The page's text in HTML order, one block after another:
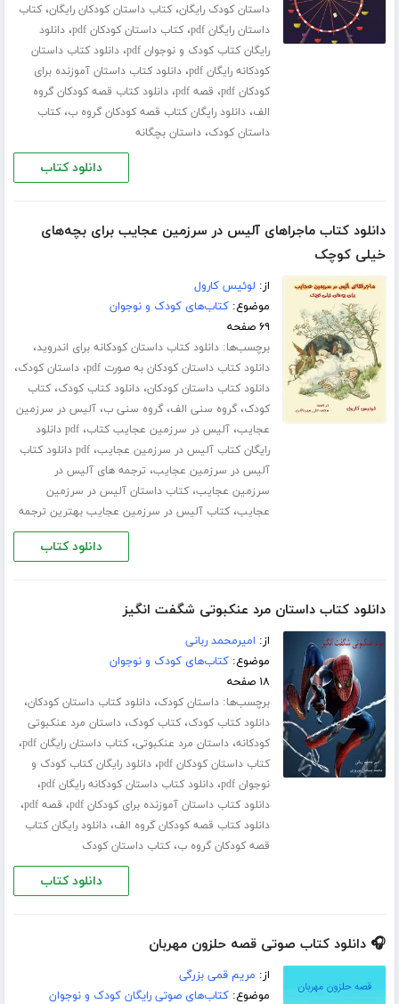
داستان کودک رایگان،کتاب داستان کودکان رایگان،کتاب
داستان رایگان pdf
،کتاب داستان کودکان pdf ،دانلود
رایگان کتاب کودک و نوجوان pdf
،دانلود کتاب داستان
کودکانه رایگان pdf
،دانلود کتاب داستان آموزنده برای
کودکان pdf
، قصه pdf ،دانلود کتاب قصه کودکان گروه
الف،دانلود رایگان کتاب قصه کودکان گروه ب،کتاب
داستان کودک،داستان بچگانه
دانلود کتاب
دانلود کتاب ماجراهای آلیس در سرزمین عجایب برای بچه‌های
خیلی کوچک
از: لوئیس کارول
موضوع:کتاب‌های کودک و نوجوان
۶۹ صفحه
برچسب‌ها:دانلود کتاب داستان کودکانه برای اندروید،
دانلود کتاب داستان کودکان به صورت pdf ،داستان کودک،
دانلود کتاب داستان کودکان،دانلود کتاب کودک،کتاب
کودک،گروه سنی الف،گروه سنی ب،آلیس در سرزمین
عجایب،آلیس در سرزمین عجایب کتاب،
pdf دانلود
رایگان کتاب آلیس در سرزمین عجایب،
pdf دانلود کتاب
آلیس در سرزمین عجایب، ترجمه های آلیس در
سرزمین عجایب،کتاب داستان آلیس در سرزمین
عجایب،کتاب آلیس در سرزمین عجایب بهترین ترجمه
دانلود کتاب
دانلود کتاب داستان مرد عنکبوتی شگفت انگیز
از: امیرمحمد ربانی
موضوع:کتاب‌های کودک و نوجوان
۱۸ صفحه
برچسب‌ها:داستان کودک،دانلود کتاب داستان کودکان،
دانلود کتاب کودک،کتاب کودک،داستان مرد عنکبوتی
کودکانه،داستان مرد عنکبوتی،کتاب داستان رایگان pdf ،
کتاب داستان کودکان pdf ،دانلود رایگان کتاب کودک و
نوجوان pdf
،دانلود کتاب داستان کودکانه رایگان pdf ،
دانلود کتاب داستان آموزنده برای کودکان pdf ، قصه pdf ،
دانلود کتاب قصه کودکان گروه الف،دانلود رایگان کتاب
قصه کودکان گروه ب،کتاب داستان کودک
دانلود کتاب
🎧 دانلود کتاب صوتی قصه حلزون مهربان
از: مریم قمی بزرگی
موضوع:کتاب‌های صوتی رایگان کودک و نوجوان